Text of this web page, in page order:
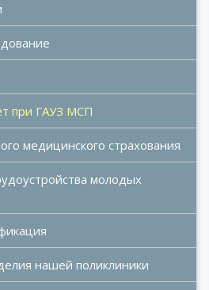
при ГАУЗ МСП
медицинского страхования
молодых
нашей поликлиники